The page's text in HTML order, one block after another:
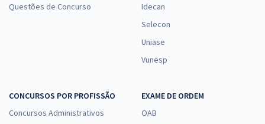
Questões de Concurso
Idecan
Selecon
Uniase
Vunesp
CONCURSOS POR PROFISSÃO
Concursos Administrativos
EXAME DE ORDEM
OAB